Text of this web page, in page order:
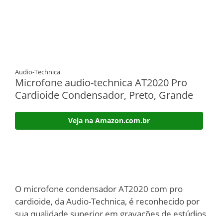
Audio-Technica
Microfone audio-technica AT2020 Pro
Cardioide Condensador, Preto, Grande
Veja na Amazon.com.br
O microfone condensador AT2020 com pro
cardioide, da Audio-Technica, é reconhecido por
sua qualidade superior em gravações de estúdios